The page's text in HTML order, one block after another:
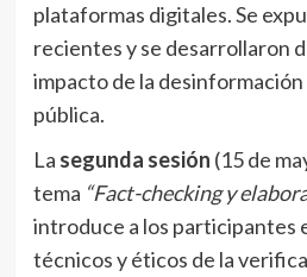
plataformas digitales. Se
recientes y se desarrollaron
impacto de la desinformación
pública.
La segunda sesión (15 de
tema “Fact-checking y
introduce a los participantes
técnicos y éticos de la